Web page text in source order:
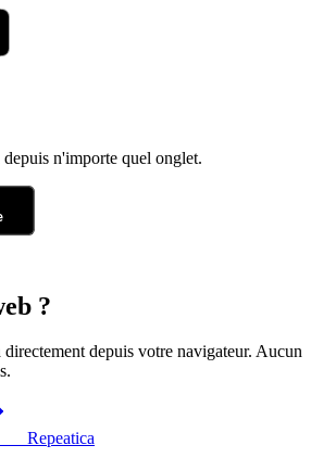
n'importe quel onglet.
?
directement depuis votre navigateur. Aucun
Repeatica